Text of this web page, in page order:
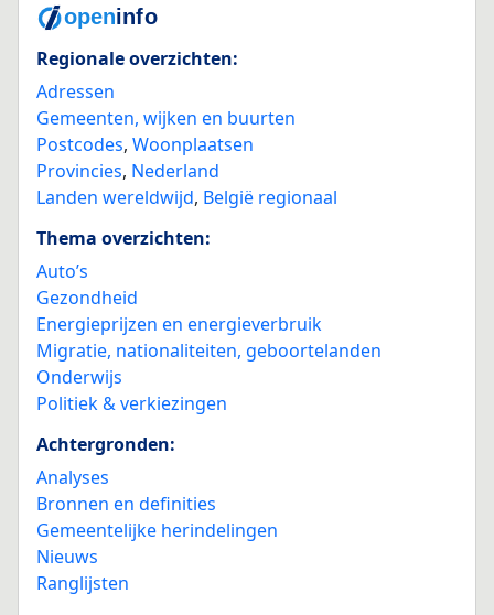
Regionale overzichten:
Adressen
Gemeenten, wijken en buurten
Postcodes, Woonplaatsen
Provincies, Nederland
Landen wereldwijd, België regionaal
Thema overzichten:
Auto’s
Gezondheid
Energieprijzen en energieverbruik
Migratie, nationaliteiten, geboortelanden
Onderwijs
Politiek & verkiezingen
Achtergronden:
Analyses
Bronnen en definities
Gemeentelijke herindelingen
Nieuws
Ranglijsten